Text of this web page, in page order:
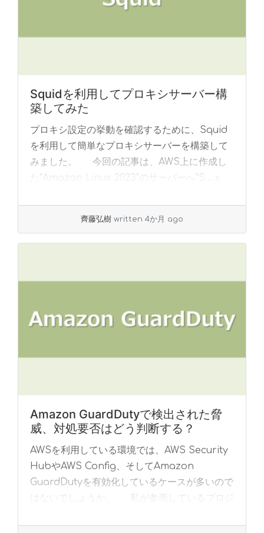
Squidを利用してプロキシサーバー構
築してみた
プロキシ設定の挙動を確認するために、Squid
を利用して簡単なプロキシサーバーを構築して
みました。 今回の記事は、AWS上に作成し
た"Amazon Linux 2023"のサーバーへ"S... »
齊藤弘樹 written 4か月 ago
Amazon GuardDutyで検出された脅
威、対処要否はどう判断する？
AWSを利用している環境では、AWS Security
HubやAWS Config、そしてAmazon
GuardDutyを有効化しているケースが多いので
はないでしょうか。 私が参画しているプロジ